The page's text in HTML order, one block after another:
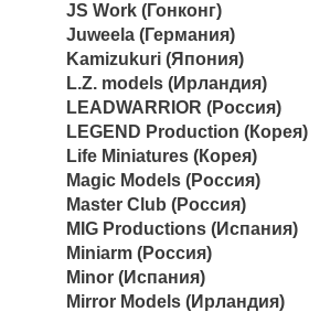
JS Work (Гонконг)
Juweela (Германия)
Kamizukuri (Япония)
L.Z. models (Ирландия)
LEADWARRIOR (Россия)
LEGEND Production (Корея)
Life Miniatures (Корея)
Magic Models (Россия)
Master Club (Россия)
MIG Productions (Испания)
Miniarm (Россия)
Minor (Испания)
Mirror Models (Ирландия)